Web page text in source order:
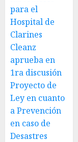
para el
Hospital de
Clarines
Cleanz
aprueba en
1ra discusión
Proyecto de
Ley en cuanto
a Prevención
en caso de
Desastres